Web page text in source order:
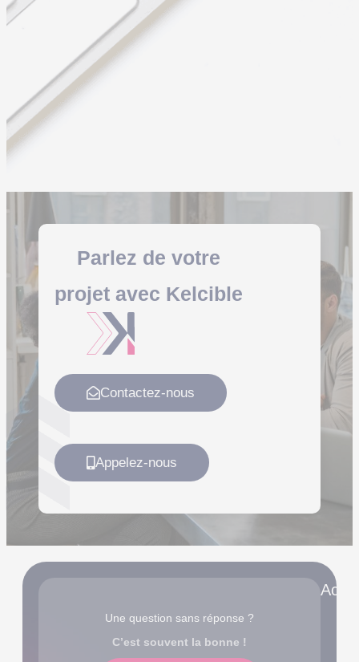
Parlez de votre
projet avec Kelcible
Contactez-nous
Appelez-nous
Une question sans réponse ?
C’est souvent la bonne !